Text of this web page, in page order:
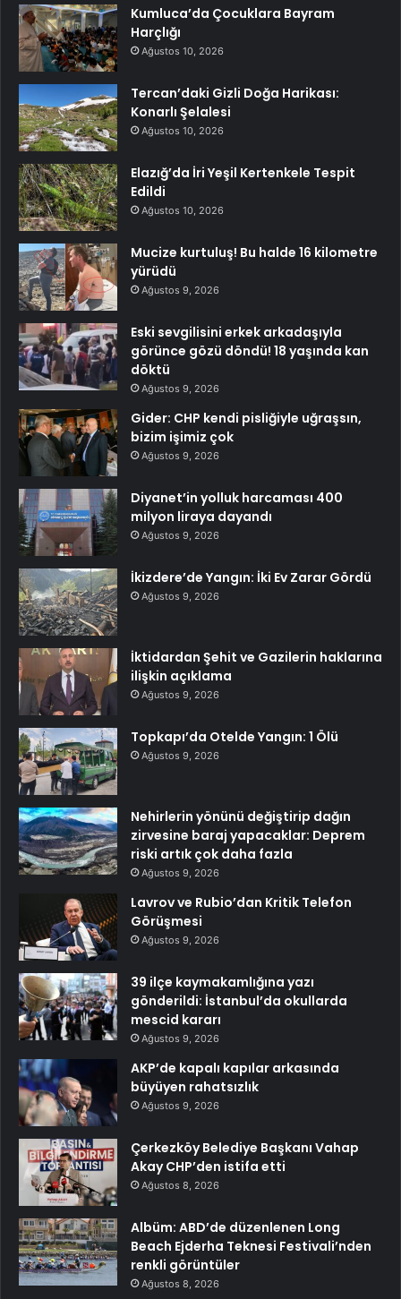
Kumluca’da Çocuklara Bayram
Harçlığı
Ağustos 10, 2026
Tercan’daki Gizli Doğa Harikası:
Konarlı Şelalesi
Ağustos 10, 2026
Elazığ’da İri Yeşil Kertenkele Tespit
Edildi
Ağustos 10, 2026
Mucize kurtuluş! Bu halde 16 kilometre
yürüdü
Ağustos 9, 2026
Eski sevgilisini erkek arkadaşıyla
görünce gözü döndü! 18 yaşında kan
döktü
Ağustos 9, 2026
Gider: CHP kendi pisliğiyle uğraşsın,
bizim işimiz çok
Ağustos 9, 2026
Diyanet’in yolluk harcaması 400
milyon liraya dayandı
Ağustos 9, 2026
İkizdere’de Yangın: İki Ev Zarar Gördü
Ağustos 9, 2026
İktidardan Şehit ve Gazilerin haklarına
ilişkin açıklama
Ağustos 9, 2026
Topkapı’da Otelde Yangın: 1 Ölü
Ağustos 9, 2026
Nehirlerin yönünü değiştirip dağın
zirvesine baraj yapacaklar: Deprem
riski artık çok daha fazla
Ağustos 9, 2026
Lavrov ve Rubio’dan Kritik Telefon
Görüşmesi
Ağustos 9, 2026
39 ilçe kaymakamlığına yazı
gönderildi: İstanbul’da okullarda
mescid kararı
Ağustos 9, 2026
AKP’de kapalı kapılar arkasında
büyüyen rahatsızlık
Ağustos 9, 2026
Çerkezköy Belediye Başkanı Vahap
Akay CHP’den istifa etti
Ağustos 8, 2026
Albüm: ABD’de düzenlenen Long
Beach Ejderha Teknesi Festivali’nden
renkli görüntüler
Ağustos 8, 2026